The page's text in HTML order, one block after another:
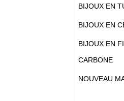
BIJOUX EN
BIJOUX EN
BIJOUX EN
CARBONE
NOUVEAU